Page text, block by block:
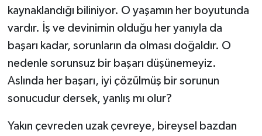
kaynaklandığı biliniyor. O yaşamın her boyutunda
vardır. İş ve devinimin olduğu her yanıyla da
başarı kadar, sorunların da olması doğaldır. O
nedenle sorunsuz bir başarı düşünemeyiz.
Aslında her başarı, iyi çözülmüş bir sorunun
sonucudur dersek, yanlış mı olur?
Yakın çevreden uzak çevreye, bireysel bazdan